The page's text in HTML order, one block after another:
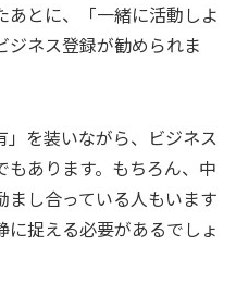
あとに、「一緒に活動しよ
ジネス登録が勧められま
を装いながら、ビジネス
あります。もちろん、中
まし合っている人もいます
捉える必要があるでしょ